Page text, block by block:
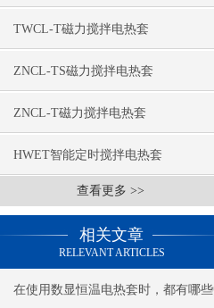
TWCL-T磁力搅拌电热套
ZNCL-TS磁力搅拌电热套
ZNCL-T磁力搅拌电热套
HWET智能定时搅拌电热套
查看更多 >>
相关文章
RELEVANT ARTICLES
在使用数显恒温电热套时，都有哪些